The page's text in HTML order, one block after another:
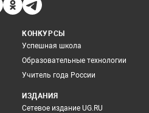
КОНКУРСЫ
Успешная школа
Образовательные технологии
Учитель года России
ИЗДАНИЯ
Сетевое издание UG.RU